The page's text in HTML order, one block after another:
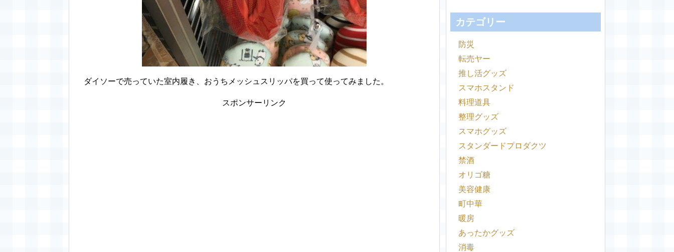
ダイソーで売っていた室内履き、おうちメッシュスリッパを買って使ってみました。
スポンサーリンク
カテゴリー
防災
転売ヤー
推し活グッズ
スマホスタンド
料理道具
整理グッズ
スマホグッズ
スタンダードプロダクツ
禁酒
オリゴ糖
美容健康
町中華
暖房
あったかグッズ
消毒